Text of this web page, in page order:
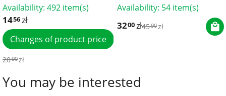
Availability: 492 item(s)
1456zł
Changes of product price
2090zł
Availability: 54 item(s)
3200zł4590zł
You may be interested